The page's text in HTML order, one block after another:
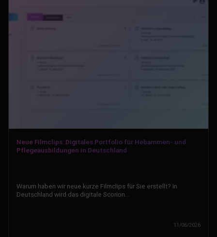
Neue Filmclips: Digitales Portfolio für Hebammen- und
Pflegeausbildungen in Deutschland
11/06/2026
Warum haben wir neue kurze Filmclips für Sie erstellt? In
Deutschland wird das digitale Scorion…